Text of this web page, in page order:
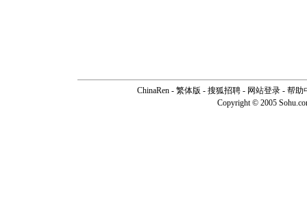
ChinaRen - 繁体版 - 搜狐招聘 - 网站登录 - 帮助
Copyright © 2005